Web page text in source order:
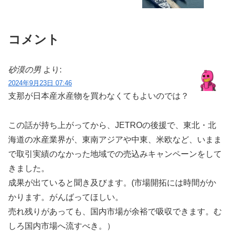
コメント
砂漠の男 より:
2024年9月23日 07:46
支那が日本産水産物を買わなくてもよいのでは？
この話が持ち上がってから、JETROの後援で、東北・北
海道の水産業界が、東南アジアや中東、米欧など、いまま
で取引実績のなかった地域での売込みキャンペーンをして
きました。
成果が出ていると聞き及びます。(市場開拓には時間がか
かります。がんばってほしい。
売れ残りがあっても、国内市場が余裕で吸収できます。む
しろ国内市場へ流すべき。）